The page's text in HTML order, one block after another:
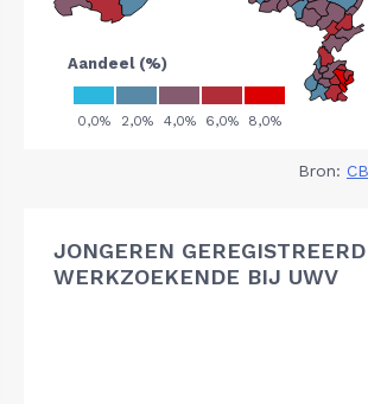
Bron:
JONGEREN GEREGISTREERD
WERKZOEKENDE BIJ UWV